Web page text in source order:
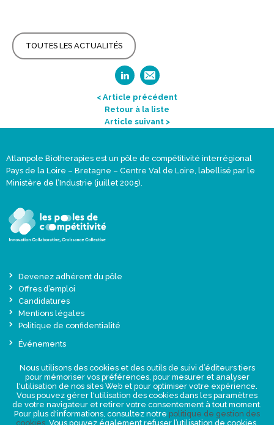
TOUTES LES ACTUALITÉS
< Article précédent
Retour à la liste
Article suivant >
Atlanpole Biotherapies est un pôle de compétitivité interrégional
Pays de la Loire – Bretagne – Centre Val de Loire, labellisé par le
Ministère de l’Industrie (juillet 2005).
Devenez adhérent du pôle
Offres d’emploi
Candidatures
Mentions légales
Politique de confidentialité
Événements
Une offre globale sur-mesure
Presse
NEWSLETTER
Nous utilisons des cookies et des outils de suivi d’éditeurs tiers
pour mémoriser vos préférences, pour mesurer et analyser
l'utilisation de nos sites Web et pour optimiser votre expérience.
Vous pouvez gérer l'utilisation des cookies dans les paramètres
de votre navigateur et retirer votre consentement à tout moment.
Pour plus d'informations, consultez notre politique de gestion des
cookies . Vous pouvez également refuser l’utilisation de cookies.